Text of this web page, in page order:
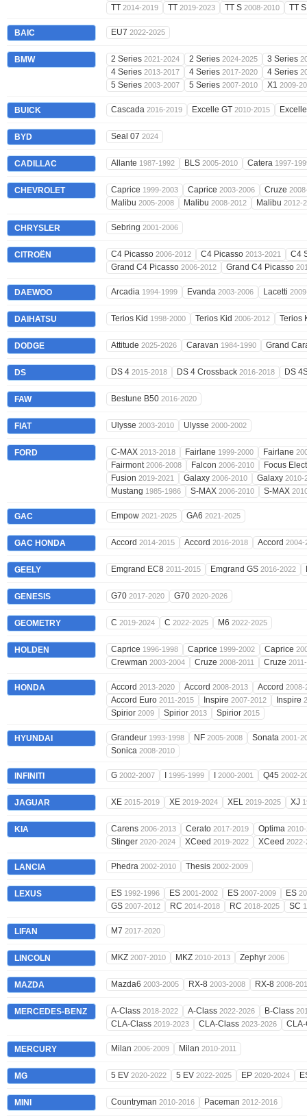
TT 2014-2019 TT 2019-2023 TT S 2008-2010 TT
BAIC EU7 2022-2025
BMW 2 Series 2021-2024 2 Series 2024-2025 3 Series
4 Series 2013-2017 4 Series 2017-2020 4 Series
5 Series 2003-2007 5 Series 2007-2010 X1 2009-
BUICK Cascada 2016-2019 Excelle GT 2010-2015
BYD Seal 07 2024
CADILLAC Allante 1987-1992 BLS 2005-2010 Catera 1997-
CHEVROLET Caprice 1999-2003 Caprice 2003-2006 Cruze
Malibu 2005-2008 Malibu 2008-2012 Malibu 2012-
CHRYSLER Sebring 2001-2006
CITROËN C4 Picasso 2006-2012 C4 Picasso 2013-2021
C4
Grand C4 Picasso 2006-2012 Grand C4 Picasso
DAEWOO Arcadia 1994-1999 Evanda 2003-2006 Lacetti
DAIHATSU Terios Kid 1998-2000 Terios Kid 2006-2012 Terios
DODGE Attitude 2025-2026 Caravan 1984-1990 Grand
DS DS 4 2015-2018 DS 4 Crossback 2016-2018 DS
FAW Bestune B50 2016-2020
FIAT Ulysse 2003-2010 Ulysse 2000-2002
FORD C-MAX 2013-2018 Fairlane 1999-2000 Fairlane
Fairmont2006-2008 Falcon 2006-2010
Focus
Fusion 2019-2021 Galaxy 2006-2010 Galaxy 2010-
Mustang 1985-1986 S-MAX 2006-2010 S-MAX
GAC Empow 2021-2025 GA6 2021-2025
GAC HONDA Accord 2014-2015 Accord 2016-2018 Accord 2004-
GEELY Emgrand EC8 2011-2015 Emgrand GS 2016-2022
GENESIS G70 2017-2020 G70 2020-2026
GEOMETRY C 2019-2024 C 2022-2025 M6 2022-2025
HOLDEN Caprice 1996-1998 Caprice 1999-2002 Caprice
Crewman 2003-2004 Cruze 2008-2011 Cruze
HONDA Accord 2013-2020 Accord 2008-2013 Accord 2008-
Accord Euro 2011-2015 Inspire 2007-2012 Inspire
Spirior 2009 Spirior 2013 Spirior 2015
HYUNDAI Grandeur 1993-1998 NF 2005-2008 Sonata 2001-
Sonica 2008-2010
INFINITI G 2002-2007 1995-1999 2000-2001 Q45 2002-
JAGUAR XE 2015-2019 XE 2019-2024 XEL 2019-2025 XJ
KIA Carens 2006-2013 Cerato 2017-2019 Optima
Stinger 2020-2024 XCeed 2019-2022 XCeed 2022-
LANCIA Phedra 2002-2010 Thesis 2002-2009
LEXUS ES 1992-1996 ES 2001-2002 ES 2007-2009 ES
GS 2007-2012 RC 2014-2018 RC 2018-2025 SC
LIFAN M7 2017-2020
LINCOLN MKZ 2007-2010 MKZ 2010-2013 Zephyr 2006
MAZDA Mazda6 2003-2005 RX-8 2003-2008 RX-8 2008-
MERCEDES-BENZ A-Class 2018-2022 A-Class 2022-2026 B-Class
CLA-Class 2019-2023 CLA-Class 2023-2026
MERCURY Milan 2006-2009 Milan 2010-2011
MG 5 EV 2020-2022 5 EV 2022-2025 EP 2020-2024
MINI Countryman 2010-2016 Paceman 2012-2016